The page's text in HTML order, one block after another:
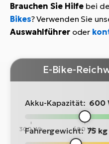
Brauchen Sie Hilfe bei
Bikes? Verwenden Sie
Auswahlführeroder
E-Bike-
Akku-Kapazität: 600
300 Wh 600 Wh
Fahrergewicht: 75 kg